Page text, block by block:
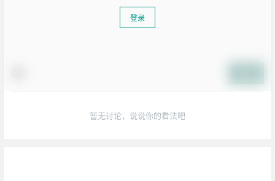
登录
暂无讨论，说说你的看法吧